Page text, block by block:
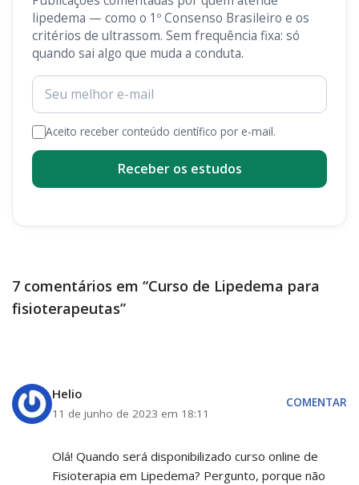
lipedema — como o 1º Consenso Brasileiro e os
critérios de ultrassom. Sem frequência fixa: só
quando sai algo que muda a conduta.
Aceito receber conteúdo científico por e-mail.
Receber os estudos
7 comentários em “Curso de Lipedema para
fisioterapeutas”
Helio
11 de junho de 2023 em 18:11
COMENTAR
Olá! Quando será disponibilizado curso online de
Fisioterapia em Lipedema? Pergunto, porque não